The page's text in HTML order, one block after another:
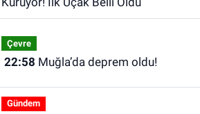
Çevre
22:58 Muğla’da deprem oldu!
Gündem